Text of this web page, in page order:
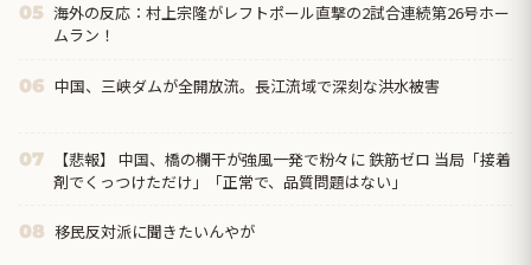
05 海外の反応：村上宗隆がレフトポール直撃の2試合連続第26号ホー
ムラン！
06 中国、三峡ダムが全開放流。長江流域で深刻な洪水被害
07
【悲報】 中国、橋の欄干が強風一発で粉々に 鉄筋ゼロ 当局「接着
剤でくっつけただけ」「正常で、品質問題はない」
08 移民反対派に聞きたいんやが